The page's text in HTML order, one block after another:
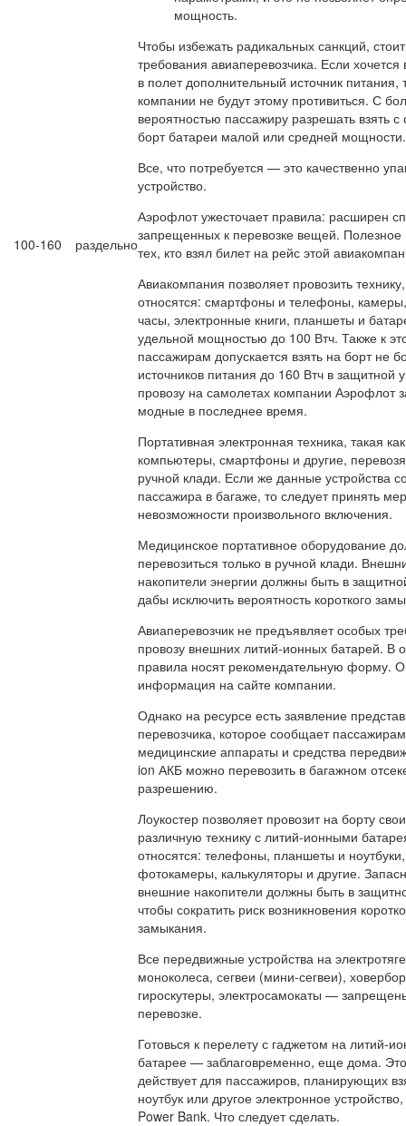
100-160 раздельно
мощность.
Чтобы избежать радикальных санкций,
требования авиаперевозчика. Если хочется
в полет дополнительный источник питания,
компании не будут этому противиться. С
вероятностью пассажиру разрешать взять с
борт батареи малой или средней мощности.
Все, что потребуется — это качественно
устройство.
Аэрофлот ужесточает правила: расширен
запрещенных к перевозке вещей. Полезное
тех, кто взял билет на рейс этой
Авиакомпания позволяет провозить
относятся: смартфоны и телефоны, камеры,
часы, электронные книги, планшеты и
удельной мощностью до 100 Втч. Также к
пассажирам допускается взять на борт не
источников питания до 160 Втч в защитной
провозу на самолетах компании Аэрофлот
модные в последнее время.
Портативная электронная техника, такая
компьютеры, смартфоны и другие,
ручной клади. Если же данные устройства
пассажира в багаже, то следует принять
невозможности произвольного включения.
Медицинское портативное оборудование
перевозиться только в ручной клади.
накопители энергии должны быть в
дабы исключить вероятность короткого
Авиаперевозчик не предъявляет особых
провозу внешних литий-ионных батарей. В
правила носят рекомендательную форму. О
информация на сайте компании.
Однако на ресурсе есть заявление
перевозчика, которое сообщает
медицинские аппараты и средства
ion АКБ можно перевозить в багажном
разрешению.
Лоукостер позволяет провозит на борту
различную технику с литий-ионными
относятся: телефоны, планшеты и
фотокамеры, калькуляторы и другие.
внешние накопители должны быть в
чтобы сократить риск возникновения
замыкания.
Все передвижные устройства на
моноколеса, сегвеи (мини-сегвеи),
гироскутеры, электросамокаты —
перевозке.
Готовься к перелету с гаджетом на литий-
батарее — заблаговременно, еще дома.
действует для пассажиров, планирующих
ноутбук или другое электронное
Power Bank. Что следует сделать.